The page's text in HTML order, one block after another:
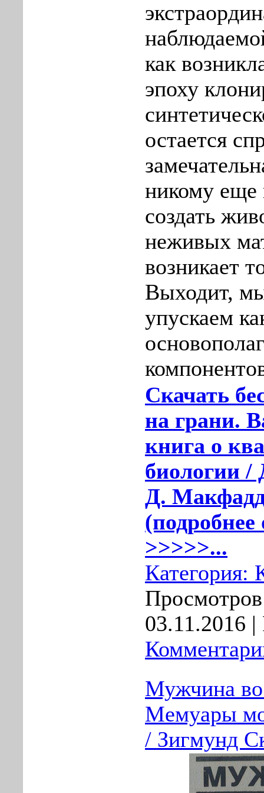
как
эпоху
остается
никому еще
создать
неживых
возникает
Выходит,
упускаем
Скачать
на грани.
книга о
биологии
Д.
(подробнее
>>>>>...
Категория:
03.11.2016 |
Мужчина во
Мемуары
/ Зигмунд